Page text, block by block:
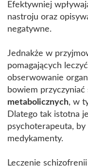
Efektywniej
nastroju oraz
negatywne.
Jednakże w
pomagających
obserwowanie
bowiem przyczyniać
metabolicznych, w
Dlatego tak istotna
psychoterapeuta,
medykamenty.
Leczenie